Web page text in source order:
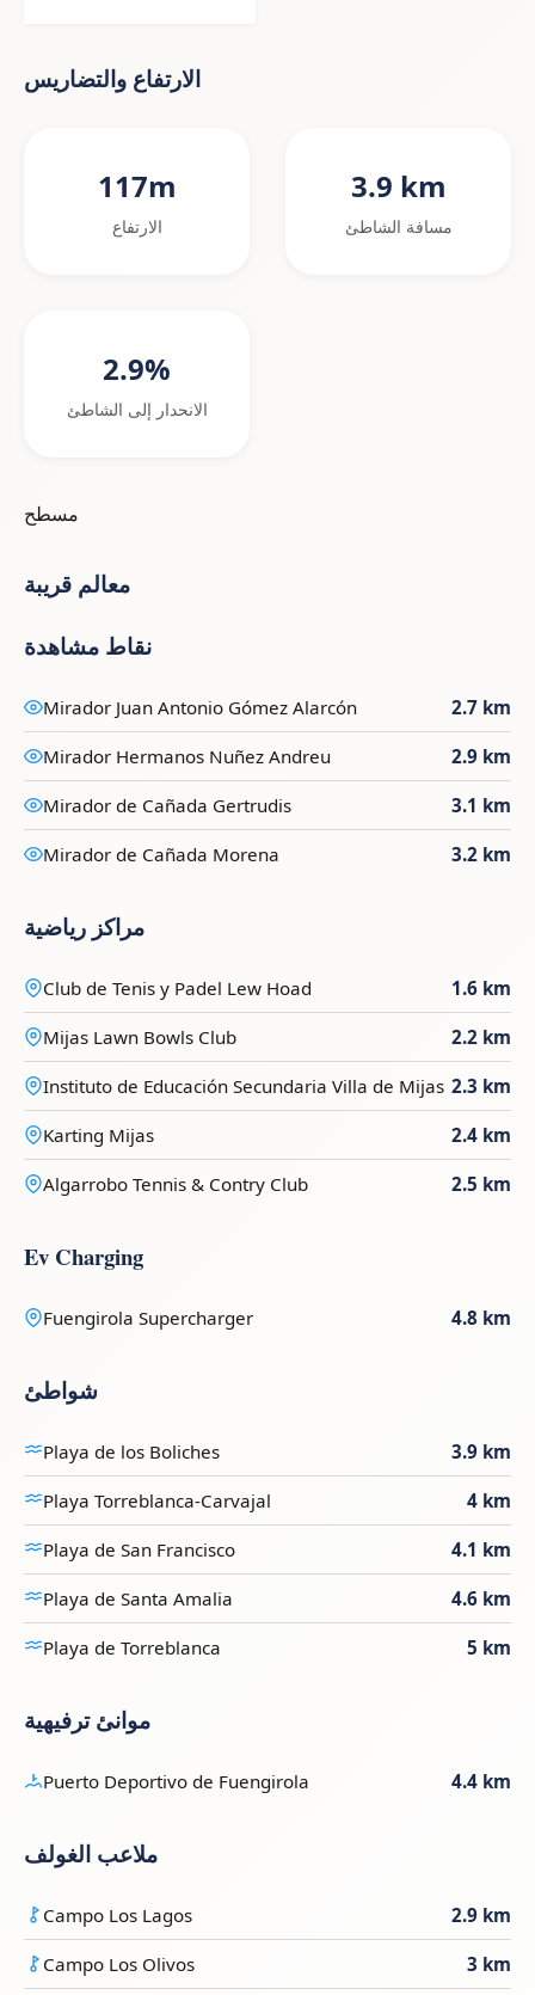
الارتفاع والتضاريس
117m
الارتفاع
3.9 km
مسافة الشاطئ
2.9%
الانحدار إلى الشاطئ
مسطح
معالم قريبة
نقاط مشاهدة
Mirador Juan Antonio Gómez Alarcón 2.7 km
Mirador Hermanos Nuñez Andreu 2.9 km
Mirador de Cañada Gertrudis 3.1 km
Mirador de Cañada Morena 3.2 km
مراكز رياضية
Club de Tenis y Padel Lew Hoad 1.6 km
Mijas Lawn Bowls Club 2.2 km
Instituto de Educación Secundaria Villa de Mijas 2.3 km
Karting Mijas 2.4 km
Algarrobo Tennis & Contry Club 2.5 km
Ev Charging
Fuengirola Supercharger 4.8 km
شواطئ
Playa de los Boliches 3.9 km
Playa Torreblanca-Carvajal 4 km
Playa de San Francisco 4.1 km
Playa de Santa Amalia 4.6 km
Playa de Torreblanca 5 km
موانئ ترفيهية
Puerto Deportivo de Fuengirola 4.4 km
ملاعب الغولف
Campo Los Lagos 2.9 km
Campo Los Olivos 3 km